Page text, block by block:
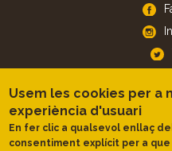
Usem les cookies per a
experiència d'usuari
En fer clic a qualsevol enllaç
consentiment explícit per a